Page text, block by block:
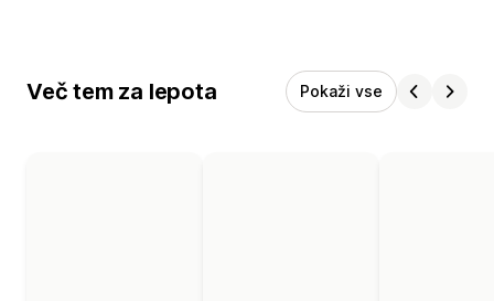
Več tem za lepota Pokaži vse